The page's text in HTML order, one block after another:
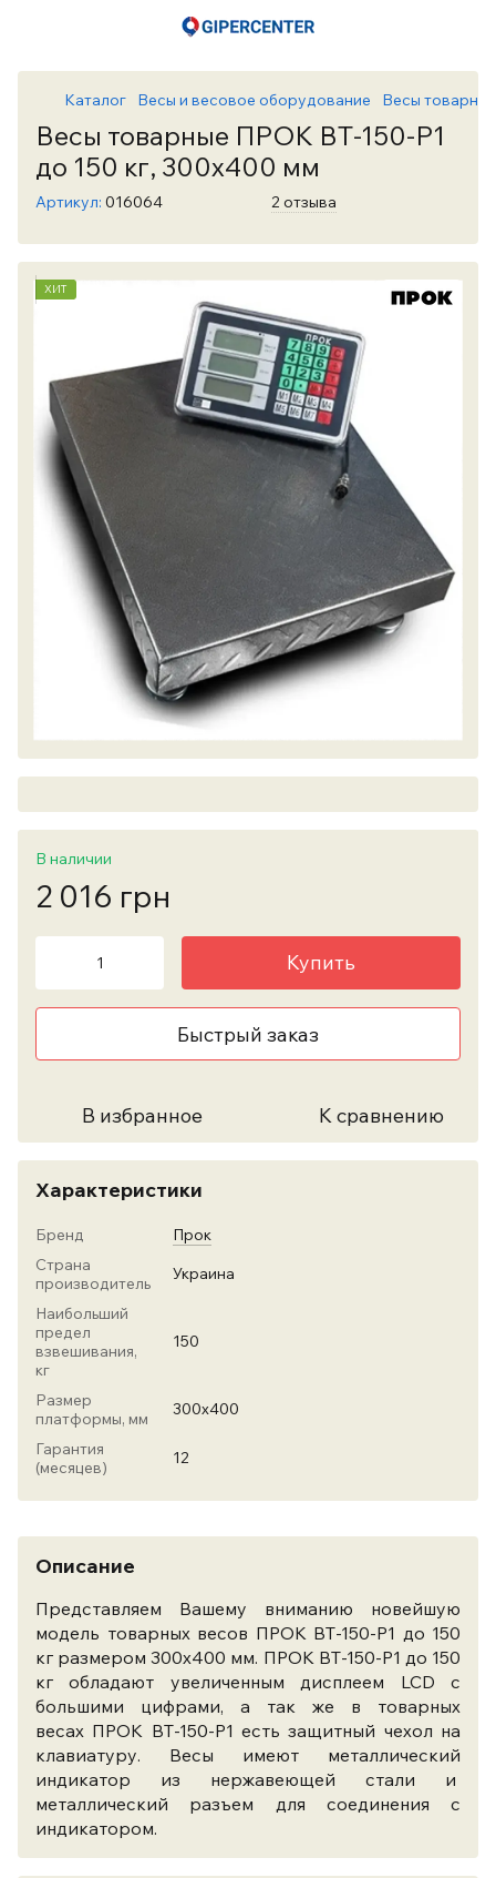
Каталог Весы и весовое оборудование Весы товарные
Весы товарные ПРОК ВТ-150-Р1
до 150 кг, 300х400 мм
Артикул: 016064 2 отзыва
ХИТ
В наличии
2 016 грн
Купить
Быстрый заказ
В избранное К сравнению
Характеристики
Бренд
Прок
Страна
производитель
Украина
Наибольший
предел
взвешивания,
кг
150
Размер
платформы, мм
300х400
Гарантия
(месяцев)
12
Описание
Представляем Вашему вниманию новейшую
модель товарных весов ПРОК ВТ-150-Р1 до 150
кг размером 300х400 мм. ПРОК ВТ-150-Р1 до 150
кг обладают увеличенным дисплеем LCD с
большими цифрами, а так же в товарных
весах ПРОК ВТ-150-Р1 есть защитный чехол на
клавиатуру. Весы имеют металлический
индикатор из нержавеющей стали и
металлический разъем для соединения с
индикатором.